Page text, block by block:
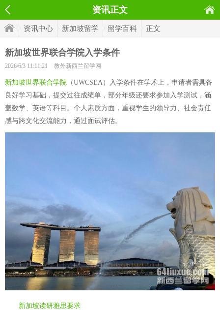
资讯正文
资讯中心 新加坡留学 留学百科 正文
新加坡世界联合学院入学条件
2026/6/3 11:11:21 教外新西兰留学网
新加坡世界联合学院 （UWCSEA）入学条件在学术上，申请者需具备
良好学习基础，提交过往成绩单，部分年级还要求参加入学测试，涵
盖数学、英语等科目。个人素质方面，重视学生的领导力、社会责任
感与跨文化交流能力，通过面试评估。
新加坡读研雅思要求